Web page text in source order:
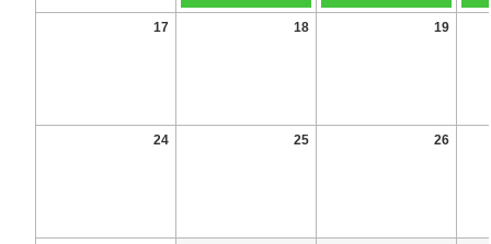
17 18 19
24 25 26